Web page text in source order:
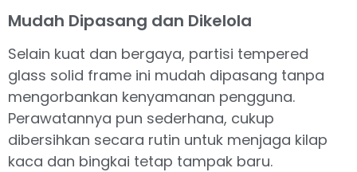
Mudah Dipasang dan Dikelola
Selain kuat dan bergaya, partisi tempered
glass solid frame ini mudah dipasang tanpa
mengorbankan kenyamanan pengguna.
Perawatannya pun sederhana, cukup
dibersihkan secara rutin untuk menjaga kilap
kaca dan bingkai tetap tampak baru.